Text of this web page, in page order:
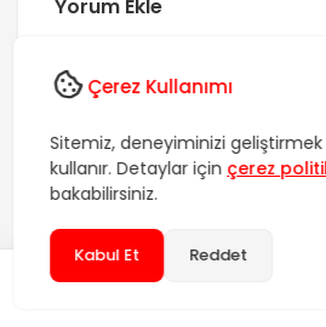
Yorum Ekle
Çerez Kullanımı
Sitemiz, deneyiminizi
kullanır. Detaylar için çerez
bakabilirsiniz.
Kabul Et Reddet